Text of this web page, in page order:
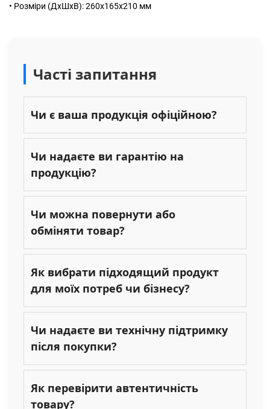
• Розміри (ДхШхВ): 260x165x210 мм
Часті запитання
Чи є ваша продукція офіційною?
Чи надаєте ви гарантію на
продукцію?
Чи можна повернути або
обміняти товар?
Як вибрати підходящий продукт
для моїх потреб чи бізнесу?
Чи надаєте ви технічну підтримку
після покупки?
Як перевірити автентичність
товару?